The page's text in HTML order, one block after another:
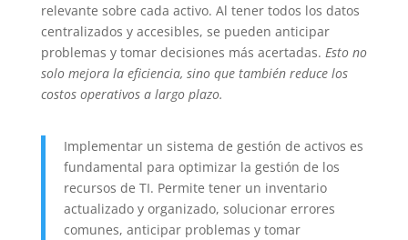
relevante sobre cada activo. Al tener todos los datos
centralizados y accesibles, se pueden anticipar
problemas y tomar decisiones más acertadas. Esto no
solo mejora la eficiencia, sino que también reduce los
costos operativos a largo plazo.
Implementar un sistema de gestión de activos es
fundamental para optimizar la gestión de los
recursos de TI. Permite tener un inventario
actualizado y organizado, solucionar errores
comunes, anticipar problemas y tomar